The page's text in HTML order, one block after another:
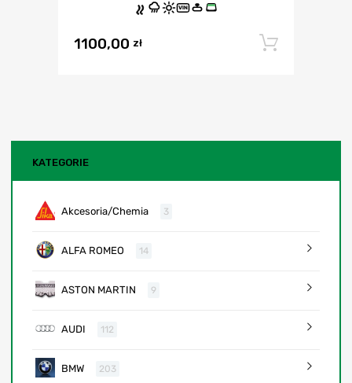
VIN
1100,00 zł
KATEGORIE
Akcesoria/Chemia 3
ALFA ROMEO 14
ASTON MARTIN 9
AUDI 112
BMW 203